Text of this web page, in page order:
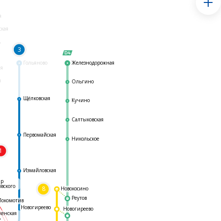
Гольяново
3
8
Железнодорожная
Ольгино
Кучино
Салтыковская
Никольское
Реутов
Измайловская
Первомайская
Щёлковская
Новогиреево
Новогиреево
Новокосино